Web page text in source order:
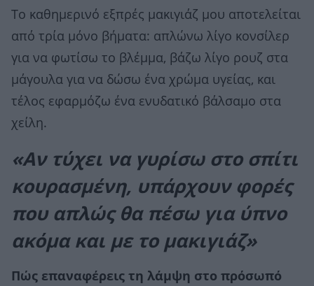
Το καθημερινό εξπρές μακιγιάζ μου αποτελείται
από τρία μόνο βήματα: απλώνω λίγο κονσίλερ
για να φωτίσω το βλέμμα, βάζω λίγο ρουζ στα
μάγουλα για να δώσω ένα χρώμα υγείας, και
τέλος εφαρμόζω ένα ενυδατικό βάλσαμο στα
χείλη.
«Αν τύχει να γυρίσω στο σπίτι
κουρασμένη, υπάρχουν φορές
που απλώς θα πέσω για ύπνο
ακόμα και με το μακιγιάζ»
Πώς επαναφέρεις τη λάμψη στο πρόσωπό